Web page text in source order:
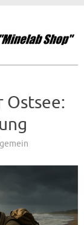
Ostsee: